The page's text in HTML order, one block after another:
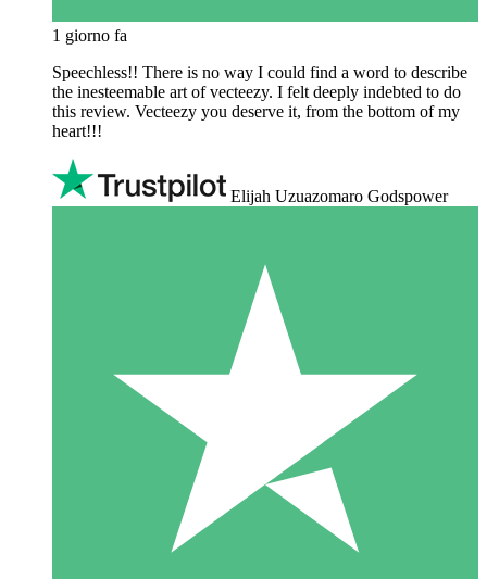
1 giorno fa
Speechless!! There is no way I could find a word to describe
the inesteemable art of vecteezy. I felt deeply indebted to do
this review. Vecteezy you deserve it, from the bottom of my
heart!!!
Elijah Uzuazomaro Godspower